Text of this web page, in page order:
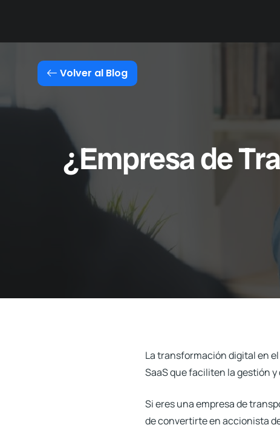
Volver al Blog
¿Empresa de
La transformación digital en
SaaS que faciliten la gestión
Si eres unaempresa de
de convertirte en accionista